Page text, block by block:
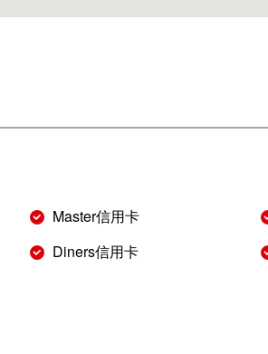
Master信用卡
Diners信用卡